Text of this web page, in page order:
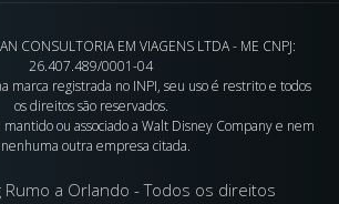
CONSULTORIA EM VIAGENS LTDA - ME CNPJ:
26.407.489/0001-04
marca registrada no INPI, seu uso é restrito e todos
os direitos são reservados.
mantido ou associado a Walt Disney Company e nem
outra empresa citada.
a Orlando - Todos os direitos